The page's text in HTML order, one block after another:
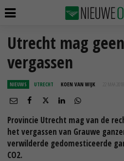
Utrecht mag
vergassen
NIEUWS UTRECHT KOEN VAN WIJK 22 MAA
Provincie Utrecht mag van de
het vergassen van Grauwe
verwilderde gedomesticeerde
CO2.